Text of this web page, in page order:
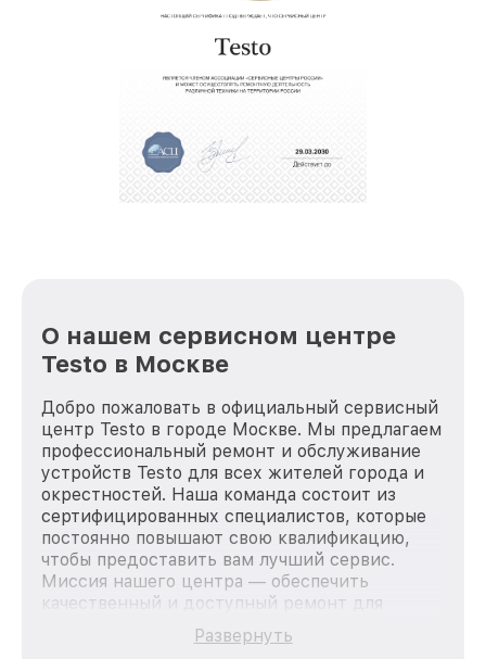
О нашем сервисном центре
Testo в Москве
Добро пожаловать в официальный сервисный
центр Testo в городе Москве. Мы предлагаем
профессиональный ремонт и обслуживание
устройств Testo для всех жителей города и
окрестностей. Наша команда состоит из
сертифицированных специалистов, которые
постоянно повышают свою квалификацию,
чтобы предоставить вам лучший сервис.
Миссия нашего центра — обеспечить
качественный и доступный ремонт для
каждого пользователя продукции Testo, вне
зависимости от сложности поломки. Мы
Развернуть